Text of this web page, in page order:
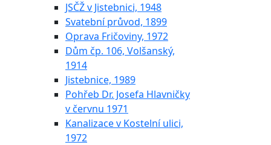
JSČŽ v Jistebnici, 1948
Svatební průvod, 1899
Oprava Fričoviny, 1972
Dům čp. 106, Volšanský,
1914
Jistebnice, 1989
Pohřeb Dr. Josefa Hlavničky
v červnu 1971
Kanalizace v Kostelní ulici,
1972